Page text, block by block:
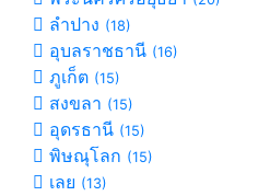
ลำปาง (18)
อุบลราชธานี (16)
ภูเก็ต (15)
สงขลา (15)
อุดรธานี (15)
พิษณุโลก (15)
เลย (13)